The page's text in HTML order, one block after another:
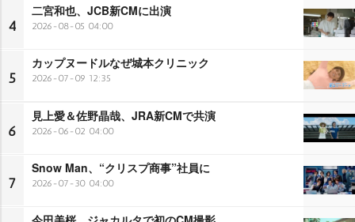
4
二宮和也、JCB新CMに出演
2026-08-05 04:00
5
カップヌードルなぜ城本クリニック
2026-07-09 12:35
6
見上愛＆佐野晶哉、JRA新CMで共演
2026-06-02 04:00
7
Snow Man、“クリスプ商事”社員に
2026-07-30 04:00